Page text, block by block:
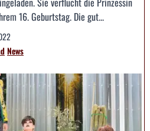
16. Geburtstag. Die gut...
News